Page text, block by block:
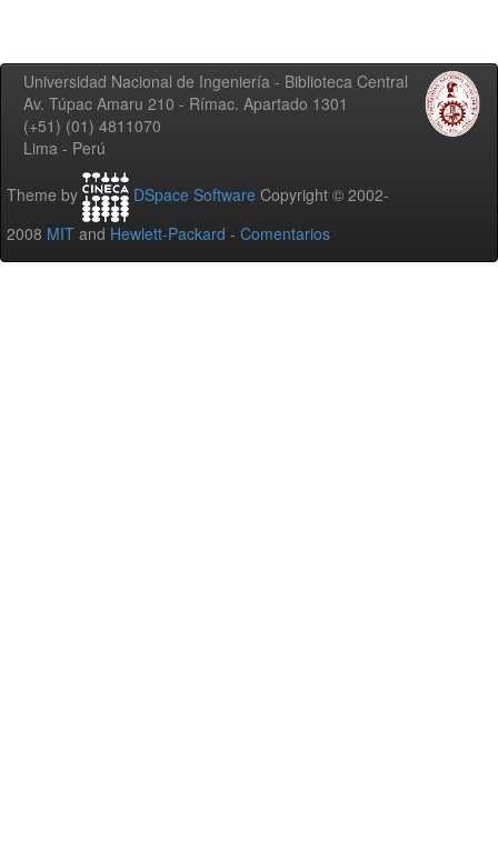
Universidad Nacional de Ingeniería - Biblioteca Central
Av. Túpac Amaru 210 - Rímac. Apartado 1301
(+51) (01) 4811070
Lima - Perú
Theme by DSpace Software Copyright © 2002-
2008 MIT and Hewlett-Packard - Comentarios